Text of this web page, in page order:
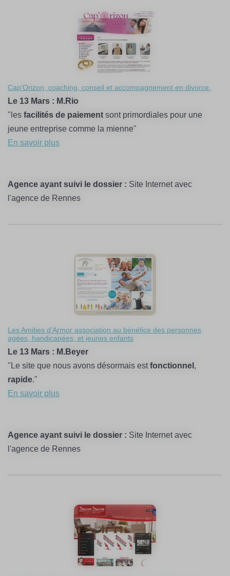
Cap'Orizon, coaching, conseil et accompagnement en divorce.
Le 13 Mars : M.Rio
"les facilités de paiement sont primordiales pour une
jeune entreprise comme la mienne"
En savoir plus
Agence ayant suivi le dossier : Site Internet avec
l'agence de Rennes
Les Amities d'Armor association au bénéfice des personnes
agées, handicapées, et jeunes enfants
Le 13 Mars : M.Beyer
"Le site que nous avons désormais estfonctionnel ,
rapide."
En savoir plus
Agence ayant suivi le dossier : Site Internet avec
l'agence de Rennes